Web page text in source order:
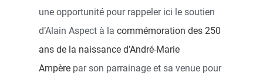
une opportunité pour rappeler ici le soutien
d’Alain Aspect à la commémoration des 250
ans de la naissance d’André-Marie
Ampère par son parrainage et sa venue pour